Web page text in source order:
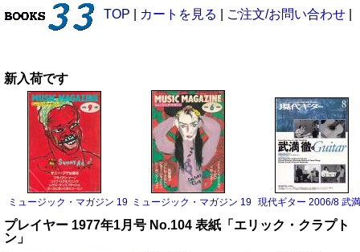
TOP カートを見る ご注文/お問い合わせ
新入荷です
ミュージック・マガジン 1983/9 サニー・アデミュージック・マガジン 1983/6 ボーイ・ジョージ
現代ギター 2006/8 武
プレイヤー 1977年1月号 No.104 表紙「エリック・クラプト
ン」